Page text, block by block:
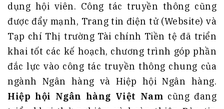
dụng hội viên. Công tác truyền thông cũng
được đẩy mạnh, Trang tin điện tử (Website) và
Tạp chí Thị trường Tài chính Tiền tệ đã triển
khai tốt các kế hoạch, chương trình góp phần
đắc lực vào công tác truyền thông chung của
ngành Ngân hàng và Hiệp hội Ngân hàng.
Hiệp hội Ngân hàng Việt Nam cũng đang